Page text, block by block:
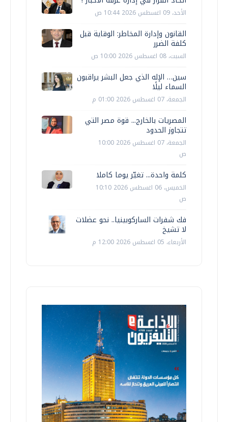
الأحد، 09 اغسطس 2026 10:44 ص
القانون وإدارة المخاطر: الوقاية قبل
كلفة الضرر
السبت، 08 اغسطس 2026 10:00 ص
سين… الإله الذي جعل البشر يراقبون
السماء ليلًا
الجمعة، 07 اغسطس 2026 01:00 م
المصريات بالخارج... قوة مصر التي
تتجاوز الحدود
الجمعة، 07 اغسطس 2026 10:00
ص
كلمة واحدة... تغيّر يوما كاملا
الخميس، 06 اغسطس 2026 10:10
ص
فك شفرات الساركوبينيا.. نحو عضلات
لا تشيخ
الأربعاء، 05 اغسطس 2026 12:00 م